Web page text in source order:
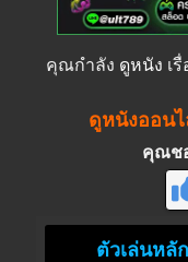
คุณกำลัง ดูหนัง เ
ดูหนังออน
คุณช
ตัวเล่นหลัก